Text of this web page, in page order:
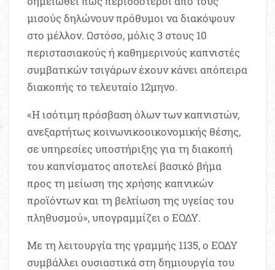
μισούς δηλώνουν πρόθυμοι να διακόψουν
στο μέλλον. Ωστόσο, μόλις 3 στους 10
περιστασιακούς ή καθημερινούς καπνιστές
συμβατικών τσιγάρων έχουν κάνει απόπειρα
διακοπής το τελευταίο 12μηνο.
«Η ισότιμη πρόσβαση όλων των καπνιστών,
ανεξαρτήτως κοινωνικοοικονομικής θέσης,
σε υπηρεσίες υποστήριξης για τη διακοπή
του καπνίσματος αποτελεί βασικό βήμα
προς τη μείωση της χρήσης καπνικών
προϊόντων και τη βελτίωση της υγείας του
πληθυσμού», υπογραμμίζει ο ΕΟΔΥ.
Με τη λειτουργία της γραμμής 1135, ο ΕΟΔΥ
συμβάλλει ουσιαστικά στη δημιουργία του